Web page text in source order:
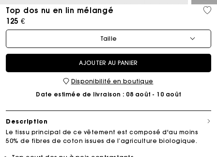
Top dos nu en lin mélangé
125 €
Taille
AJOUTER AU PANIER
Disponibilité en boutique
Date estimée de livraison : 08 août - 10 août
Description
Le tissu principal de ce vêtement est composé d'au moins
50% de fibres de coton issues de l’agriculture biologique.